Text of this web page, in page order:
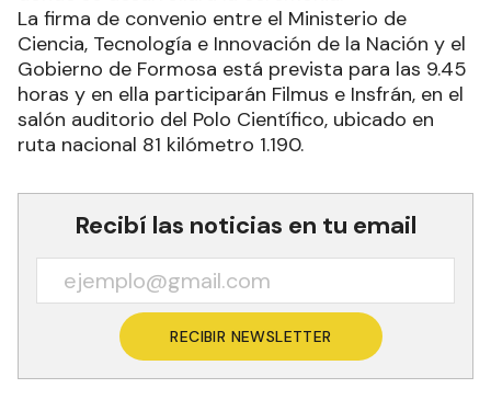
La firma de convenio entre el Ministerio de
Ciencia, Tecnología e Innovación de la Nación y el
Gobierno de Formosa está prevista para las 9.45
horas y en ella participarán Filmus e Insfrán, en el
salón auditorio del Polo Científico, ubicado en
ruta nacional 81 kilómetro 1.190.
Recibí las noticias en tu email
RECIBIR NEWSLETTER